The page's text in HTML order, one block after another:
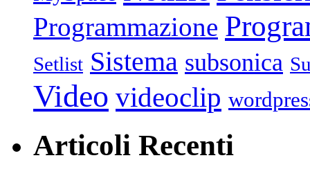
Programmazione
Setlist Sistema subsonica
Video videoclip
Articoli Recenti